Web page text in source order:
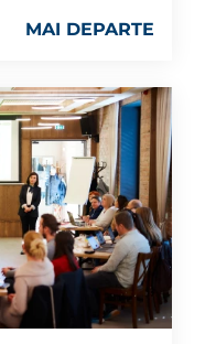
MAI DEPARTE